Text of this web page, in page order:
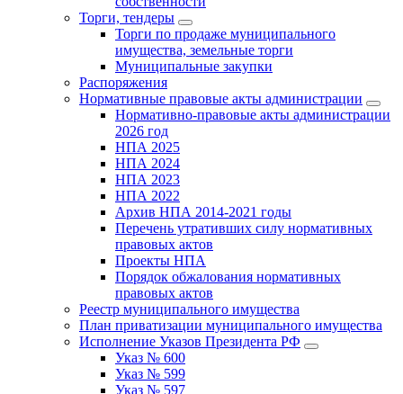
Торги, тендеры
Торги по продаже муниципального
имущества, земельные торги
Муниципальные закупки
Распоряжения
Нормативные правовые акты администрации
Нормативно-правовые акты администрации
2026 год
НПА 2025
НПА 2024
НПА 2023
НПА 2022
Архив НПА 2014-2021 годы
Перечень утративших силу нормативных
правовых актов
Проекты НПА
Порядок обжалования нормативных
правовых актов
Реестр муниципального имущества
План приватизации муниципального имущества
Исполнение Указов Президента РФ
Указ № 600
Указ № 599
Указ № 597